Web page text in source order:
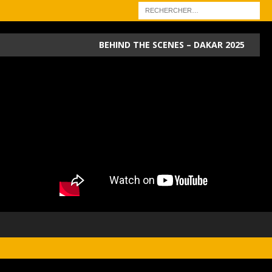
BEHIND THE SCENES – DAKAR 2025